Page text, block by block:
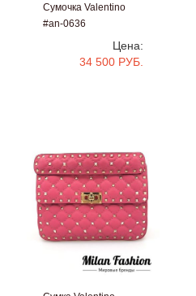
Сумочка Valentino
#an-0636
Цена:
34 500 РУБ.